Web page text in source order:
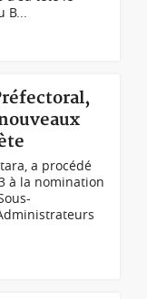
B...
a procédé
à la nomination